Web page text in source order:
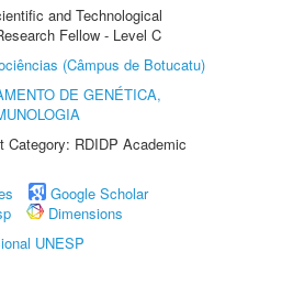
and Technological
Fellow - Level C
(Câmpus de Botucatu)
DE GENÉTICA,
Category: RDIDP Academic
Google Scholar
Dimensions
UNESP